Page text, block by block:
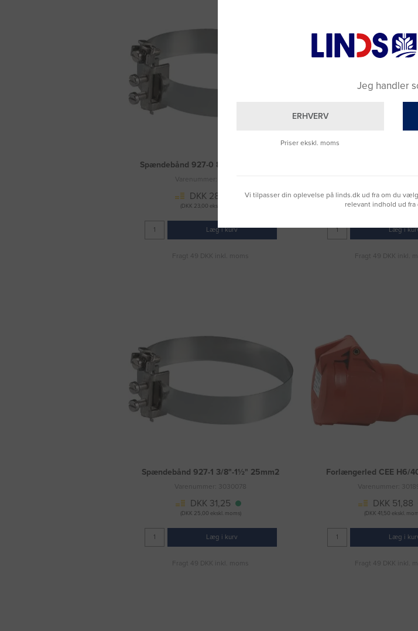
Spændebånd 927-0 8-22 mm 10 mm2
Varenummer: 3030077
DKK 28,75
(DKK 23,00 ekskl. moms)
Læg i kurv
Fragt 49 DKK inkl. moms
DKK 42,50
(DKK 34,00 ekskl.
Læg i
Fragt 49 DKK inkl.
Spændebånd 927-1 3/8"-1½" 25mm2
Varenummer: 3030078
DKK 31,25
(DKK 25,00 ekskl. moms)
Læg i kurv
Fragt 49 DKK inkl. moms
Forlængerled CEE H6/
Varenummer:
DKK 51,88
(DKK 41,50 ekskl.
Læg i
Fragt 49 DKK inkl.
Jeg handler
ERHVERV
Priser ekskl. moms
Vi tilpasser din oplevelse på linds.dk ud fra om du
relevant indhold ud fra